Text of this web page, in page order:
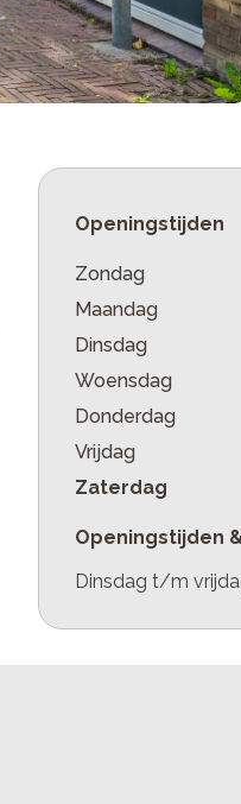
Openingstijden
Zondag
Maandag
Dinsdag
Woensdag
Donderdag
Vrijdag
Zaterdag
Openingstijden
Dinsdag t/m